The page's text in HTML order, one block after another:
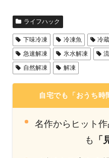
ライフハック
下味冷凍 冷凍魚 冷
急速解凍
氷水解凍
自然解凍
解凍
自宅でも「おうち時
名作からヒット
も
「